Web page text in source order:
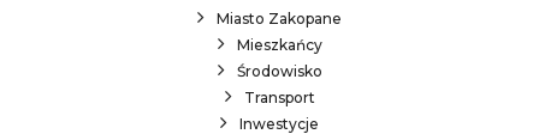
Miasto Zakopane
Mieszkańcy
Środowisko
Transport
Inwestycje